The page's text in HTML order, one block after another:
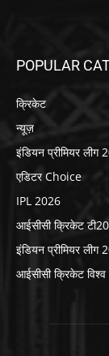
POPULAR
क्रिकेट
न्यूज़
इंडियन प्रीमियर लीग
एडिटर Choice
IPL 2026
आईसीसी क्रिकेट
इंडियन प्रीमियर लीग
आईसीसी क्रिकेट